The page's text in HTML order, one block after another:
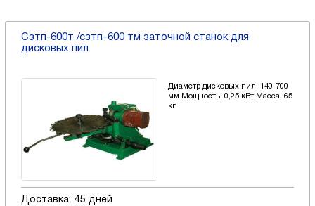
Cзтп-600т /сзтп–600 тм заточной станок для
дисковых пил
Диаметр дисковых пил: 140-700
мм Мощность: 0,25 кВт Масса: 65
кг
Доставка: 45 дней